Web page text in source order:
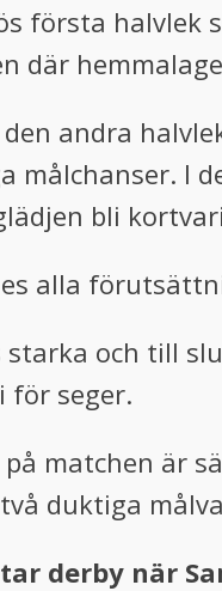
första halvlek
där
andra
målchanser. I
bli
alla
starka och till
för seger.
matchen är
duktiga
derby när